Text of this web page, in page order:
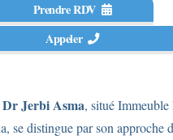
Prendre RDV
Appeler
Dr Jerbi Asma, situé
se distingue par son approche